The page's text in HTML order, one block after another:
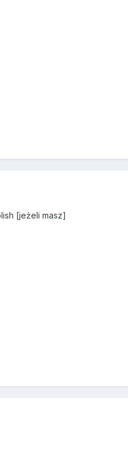
[jeżeli masz]